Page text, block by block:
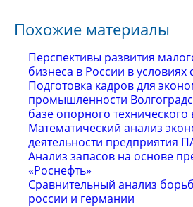
Похожие материалы
Перспективы развития
бизнеса в России в условиях
Подготовка кадров для
промышленности
базе опорного технического
Математический анализ
деятельности предприятия
Анализ запасов на основе
«Роснефть»
Сравнительный анализ
россии и германии